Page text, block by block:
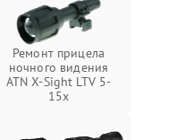
Ремонт прицела
ночного видения
ATN X-Sight LTV 5-
15x